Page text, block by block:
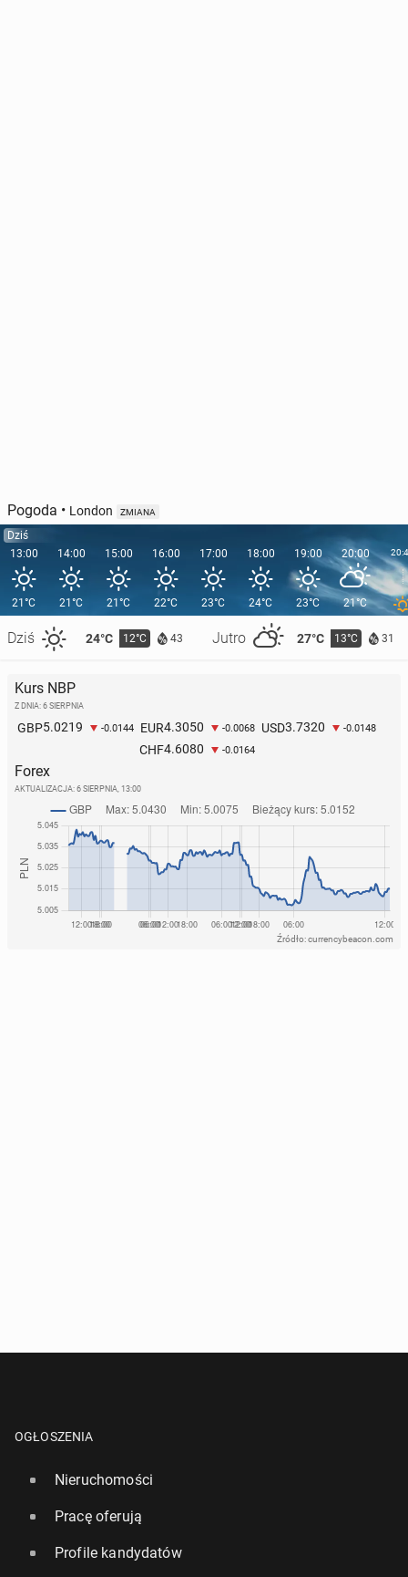
Pogoda • London ZMIANA
Dziś
13:00
21°C
Dziś 24°C 12°C 43 Jutro 27°C 13°C 31
14:00
21°C
15:00
21°C
16:00
22°C
17:00
23°C
18:00
24°C
19:00
23°C
20:00
21°C
Kurs NBP
Z DNIA: 6 SIERPNIA
GBP5.0219 -0.0144 EUR4.3050 -0.0068 USD3.7320 -0.0148
CHF4.6080 -0.0164
Forex
AKTUALIZACJA: 6 SIERPNIA, 13:00
Źródło: currencybeacon.com
OGŁOSZENIA
Nieruchomości
Pracę oferują
Profile kandydatów